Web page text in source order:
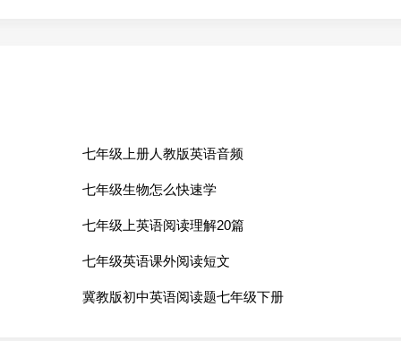
七年级上册人教版英语音频
七年级生物怎么快速学
七年级上英语阅读理解20篇
七年级英语课外阅读短文
冀教版初中英语阅读题七年级下册